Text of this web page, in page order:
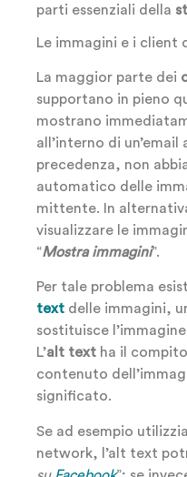
parti essenziali della
Le immagini e i client
La maggior parte dei
supportano in pieno
mostrano
all’interno di
precedenza, non
automatico delle
mittente. In
visualizzare le
“Mostra immagini”.
Per tale problema
text delle immagini,
sostituisce
L’alt text ha il
contenuto
significato.
Se ad esempio
network, l’alt text